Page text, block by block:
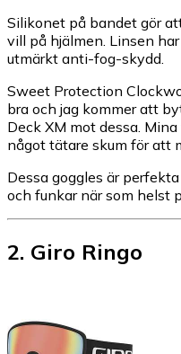
Silikonet på bandet gör
vill på hjälmen. Linsen
utmärkt anti-fog-skydd.
Sweet Protection
bra och jag kommer att
Deck XM mot dessa.
något tätare skum för att
Dessa goggles är
och funkar när som helst
2. Giro Ringo